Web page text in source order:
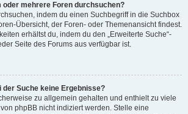
oder mehrere Foren durchsuchen?
indem du einen Suchbegriff in die Suchbox
Übersicht, der Foren- oder Themenansicht findest.
erhältst du, indem du den „Erweiterte Suche“-
Seite des Forums aus verfügbar ist.
der Suche keine Ergebnisse?
zu allgemein gehalten und enthielt zu viele
phpBB nicht indiziert werden. Stelle eine